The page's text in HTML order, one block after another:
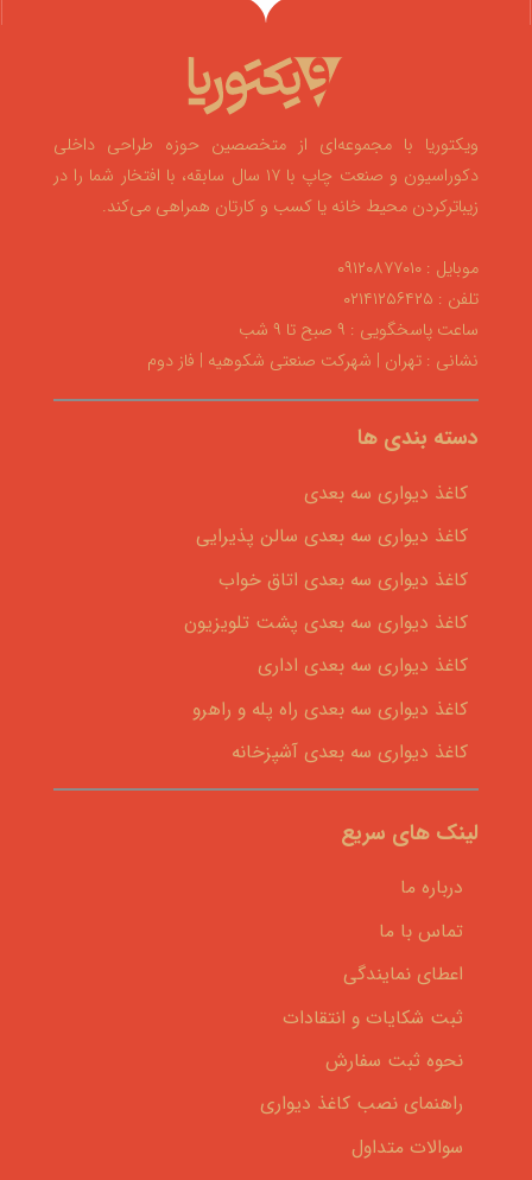
ویکتوریا با مجموعه‌ای از متخصصین حوزه طراحی داخلی
دکوراسیون و صنعت چاپ با ۱۷ سال سابقه، با افتخار شما را در
زیباترکردن محیط خانه یا کسب و کارتان همراهی می‌کند.
موبایل : ۰۹۱۲۰۸۷۷۰۱۰
تلفن : ۰۲۱۴۱۲۵۶۴۲۵
ساعت پاسخگویی : ۹ صبح تا ۹ شب
نشانی : تهران | شهرکت صنعتی شکوهیه | فاز دوم
دسته بندی ها
کاغذ دیواری سه بعدی
کاغذ دیواری سه بعدی سالن پذیرایی
کاغذ دیواری سه بعدی اتاق خواب
کاغذ دیواری سه بعدی پشت تلویزیون
کاغذ دیواری سه بعدی اداری
کاغذ دیواری سه بعدی راه پله و راهرو
کاغذ دیواری سه بعدی آشپزخانه
لینک های سریع
درباره ما
تماس با ما
اعطای نمایندگی
ثبت شکایات و انتقادات
نحوه ثبت سفارش
راهنمای نصب کاغذ دیواری
سوالات متداول